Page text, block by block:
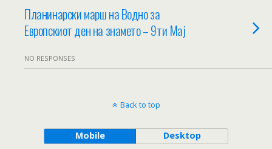
Планинарски марш на Водно за
Европскиот ден на знамето – 9ти Мај
NO RESPONSES
Back to top
Mobile Desktop